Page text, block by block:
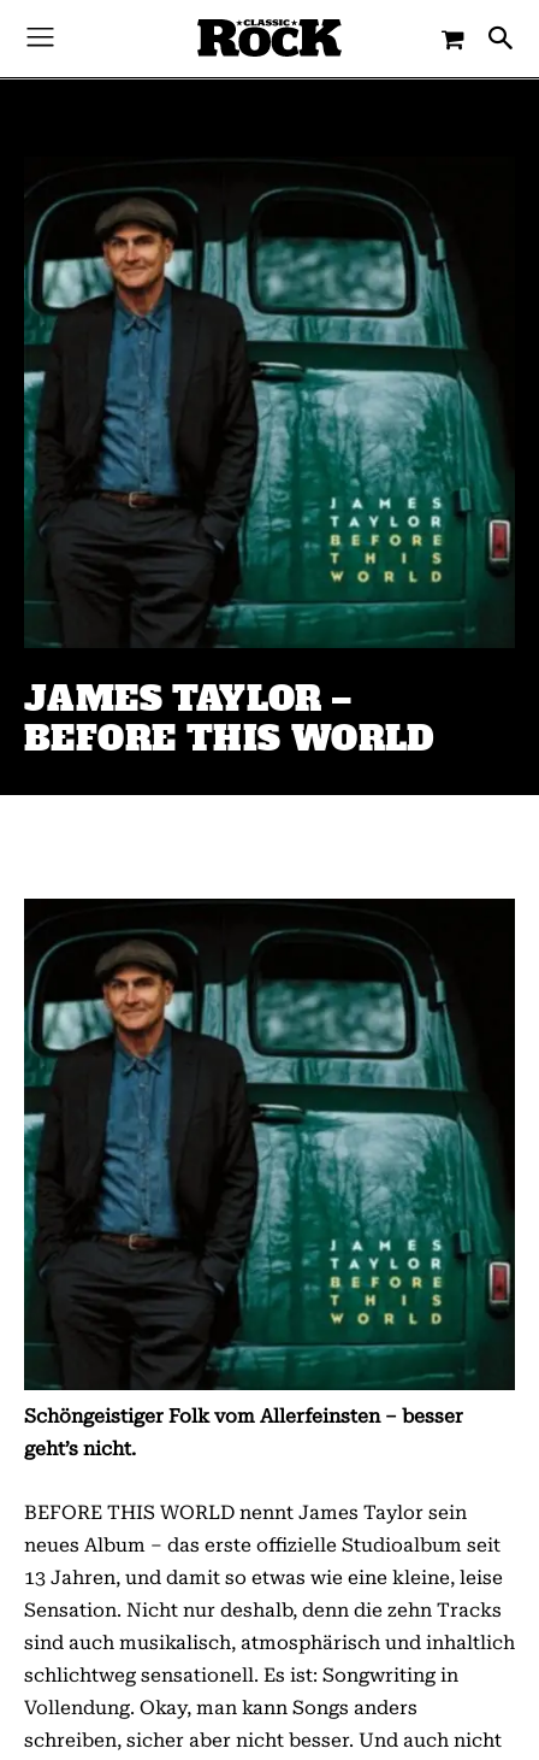
GUNTHER MATEJKA - 12. JUNI 2015
JAMES TAYLOR –
BEFORE THIS WORLD
Schöngeistiger Folk vom Allerfeinsten – besser
geht’s nicht.
BEFORE THIS WORLD nennt James Taylor sein
neues Album – das erste offizielle Studioalbum seit
13 Jahren, und damit so etwas wie eine kleine, leise
Sensation. Nicht nur deshalb, denn die zehn Tracks
sind auch musikalisch, atmosphärisch und inhaltlich
schlichtweg sensationell. Es ist: Songwriting in
Vollendung. Okay, man kann Songs anders
schreiben, sicher aber nicht besser. Und auch nicht